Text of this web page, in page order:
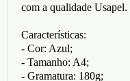
com a qualidade Usapel.
Características:
- Cor: Azul;
- Tamanho: A4;
- Gramatura: 180g;